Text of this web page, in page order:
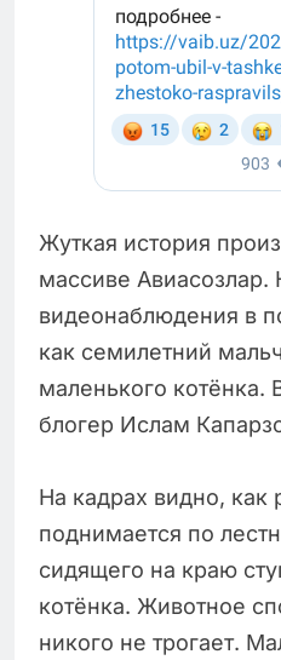
Жуткая история
массиве Авиасозлар.
видеонаблюдения в
как семилетний
маленького котёнка.
блогер Ислам
На кадрах видно, как
поднимается по
сидящего на краю
котёнка. Животное
никого не трогает.